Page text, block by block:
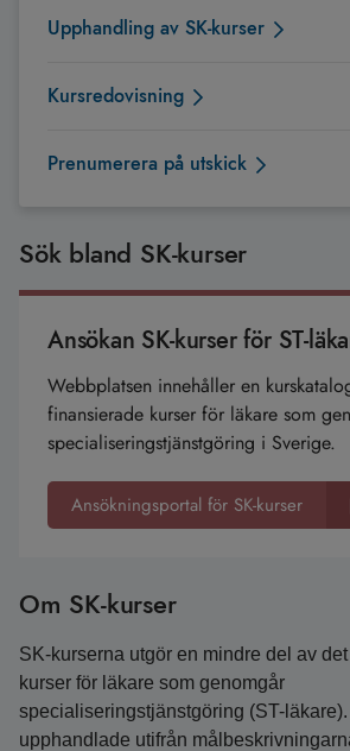
Upphandling av SK-kurser
Kursredovisning
Prenumerera på utskick
Sök bland SK-kurser
Ansökan SK-kurser för ST-
Webbplatsen innehåller en
finansierade kurser för läkare som
specialiseringstjänstgöring i Sverige.
Ansökningsportal för SK-kurser
Om SK­-kurser
SK-kurserna utgör en mindre del av
kurser för läkare som genomgår
specialiseringstjänstgöring (ST-
upphandlade utifrån